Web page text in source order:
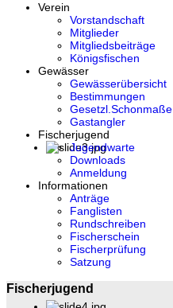
Verein
Vorstandschaft
Mitglieder
Mitgliedsbeiträge
Königsfischen
Gewässer
Gewässerübersicht
Bestimmungen
Gesetzl.Schonmaße
Gastangler
Fischerjugend
Jugendwarte
Downloads
Anmeldung
Informationen
Anträge
Fanglisten
Rundschreiben
Fischerschein
Fischerprüfung
Satzung
Fischerjugend